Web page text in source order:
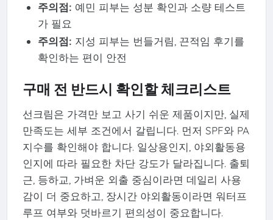
주의점: 예민 피부는 성분 확인과 소량 테스트
가 필요
주의점: 지성 피부는 번들거림, 끈적임 후기를
확인하는 편이 안전
구매 전 반드시 확인할 체크리스트
선크림은 가격만 보고 사기 쉬운 제품이지만, 실제
만족도는 세부 조건에서 갈립니다. 먼저 SPF와 PA
지수를 확인해야 합니다. 일상용인지, 야외활동용
인지에 따라 필요한 차단 강도가 달라집니다. 출퇴
근, 등하교, 가벼운 외출 중심이라면 데일리 사용
감이 더 중요하고, 장시간 야외활동이라면 워터프
루프 여부와 덧바르기 편의성이 중요합니다.